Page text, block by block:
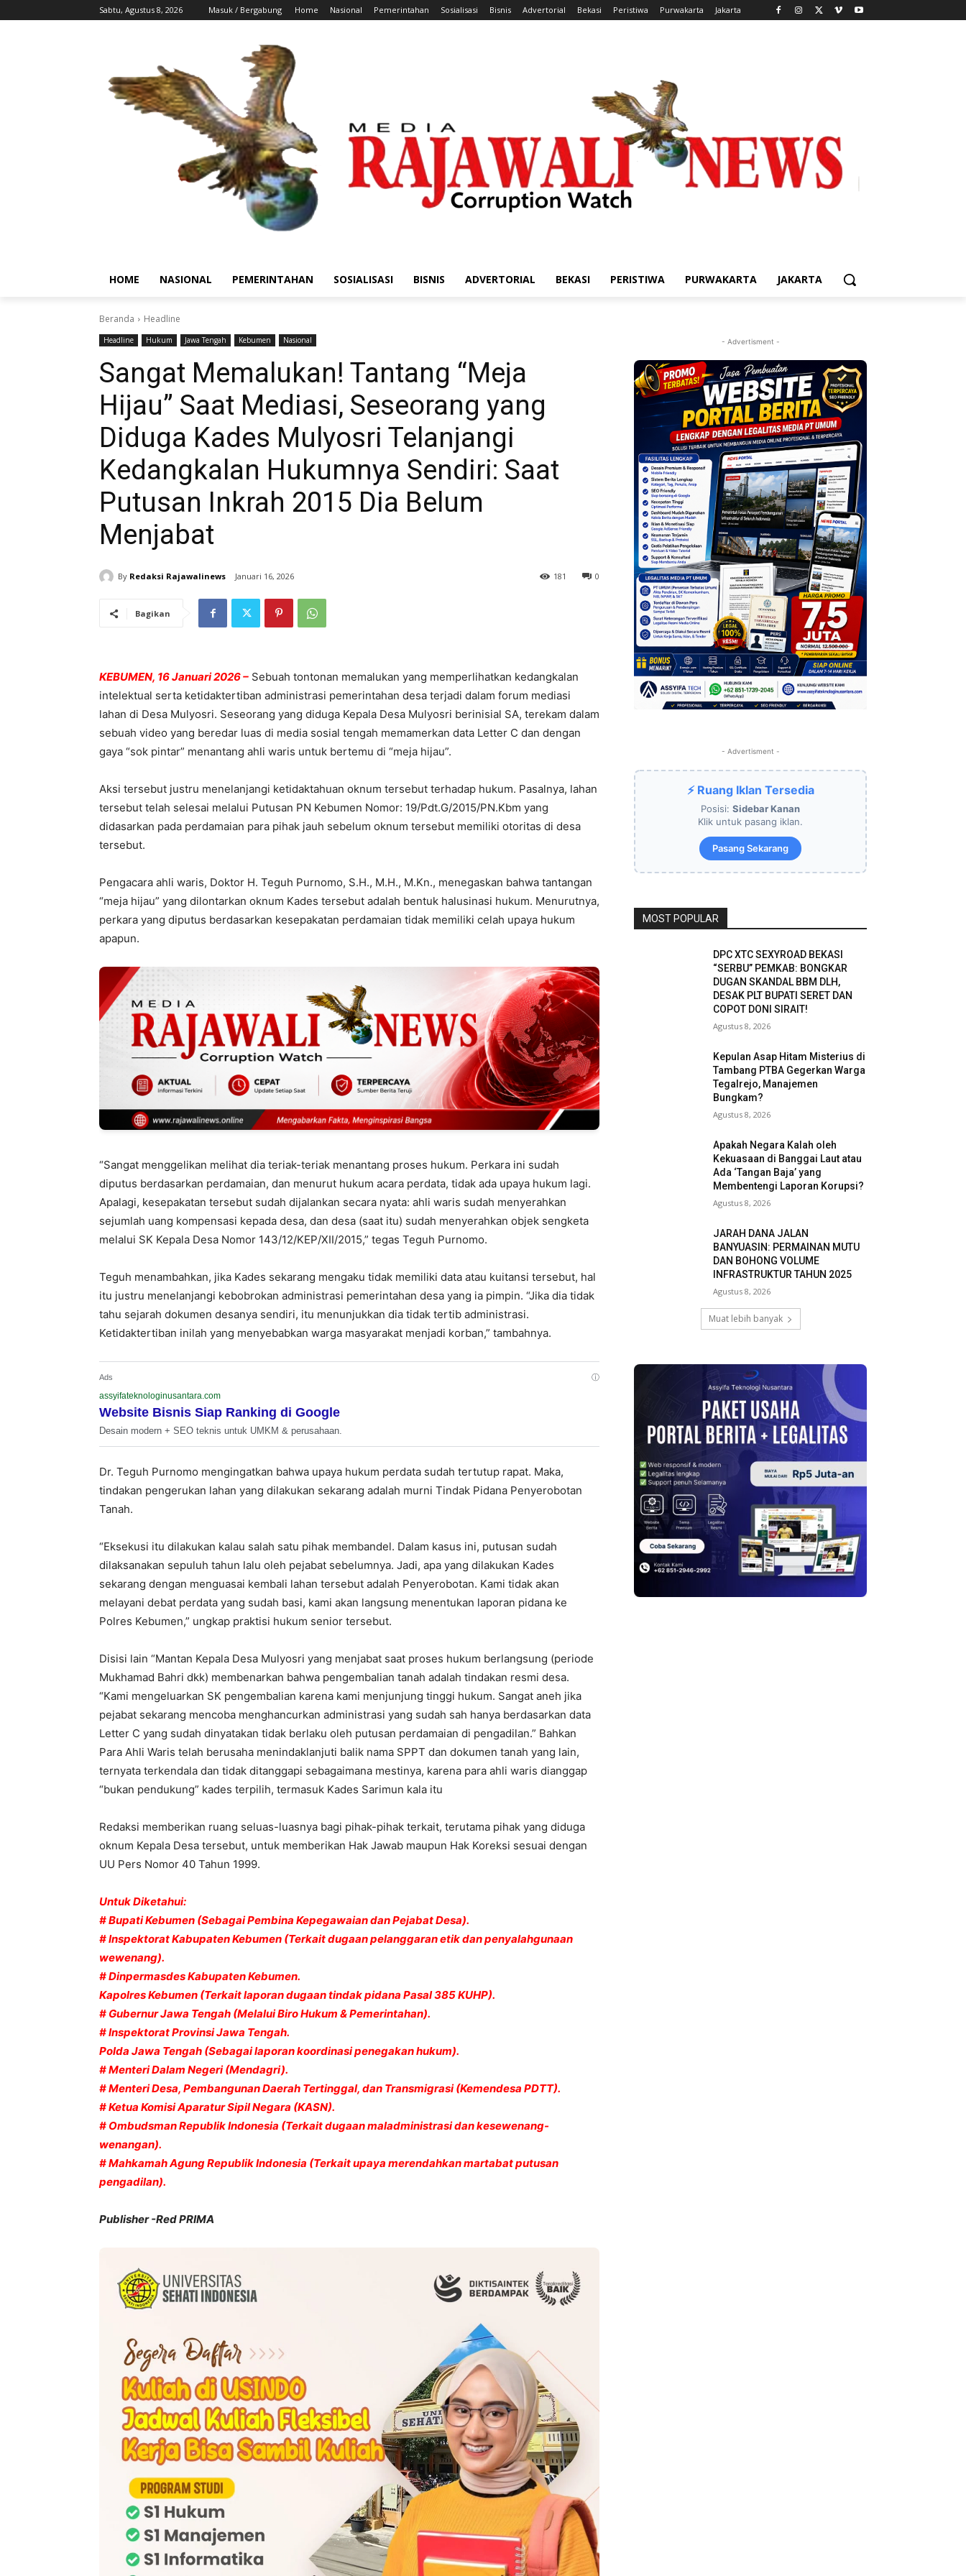
Sabtu, Agustus 8, 2026 Masuk / Bergabung Home Nasional Pemerintahan Sosialisasi Bisnis Advertorial Bekasi Peristiwa Purwakarta Jakarta
HOME NASIONAL PEMERINTAHAN SOSIALISASI BISNIS ADVERTORIAL BEKASI PERISTIWA PURWAKARTA JAKARTA
Beranda Headline
Headline Hukum Jawa Tengah Kebumen Nasional
Sangat Memalukan! Tantang “Meja
Hijau” Saat Mediasi, Seseorang yang
Diduga Kades Mulyosri Telanjangi
Kedangkalan Hukumnya Sendiri: Saat
Putusan Inkrah 2015 Dia Belum
Menjabat
By Redaksi Rajawalinews Januari 16, 2026 0
181
Bagikan
KEBUMEN, 16 Januari 2026 – Sebuah tontonan memalukan yang memperlihatkan kedangkalan
intelektual serta ketidaktertiban administrasi pemerintahan desa terjadi dalam forum mediasi
lahan di Desa Mulyosri. Seseorang yang diduga Kepala Desa Mulyosri berinisial SA, terekam dalam
sebuah video yang beredar luas di media sosial tengah memamerkan data Letter C dan dengan
gaya “sok pintar” menantang ahli waris untuk bertemu di “meja hijau”.
Aksi tersebut justru menelanjangi ketidaktahuan oknum tersebut terhadap hukum. Pasalnya, lahan
tersebut telah selesai melalui Putusan PN Kebumen Nomor: 19/Pdt.G/2015/PN.Kbm yang
didasarkan pada perdamaian para pihak jauh sebelum oknum tersebut memiliki otoritas di desa
tersebut.
Pengacara ahli waris, Doktor H. Teguh Purnomo, S.H., M.H., M.Kn., menegaskan bahwa tantangan
“meja hijau” yang dilontarkan oknum Kades tersebut adalah bentuk halusinasi hukum. Menurutnya,
perkara yang diputus berdasarkan kesepakatan perdamaian tidak memiliki celah upaya hukum
apapun.
“Sangat menggelikan melihat dia teriak-teriak menantang proses hukum. Perkara ini sudah
diputus berdasarkan perdamaian, dan menurut hukum acara perdata, tidak ada upaya hukum lagi.
Apalagi, kesepakatan tersebut sudah dijalankan secara nyata: ahli waris sudah menyerahkan
sejumlah uang kompensasi kepada desa, dan desa (saat itu) sudah menyerahkan objek sengketa
melalui SK Kepala Desa Nomor 143/12/KEP/XII/2015,” tegas Teguh Purnomo.
Teguh menambahkan, jika Kades sekarang mengaku tidak memiliki data atau kuitansi tersebut, hal
itu justru menelanjangi kebobrokan administrasi pemerintahan desa yang ia pimpin. “Jika dia tidak
tahu sejarah dokumen desanya sendiri, itu menunjukkan dia tidak tertib administrasi.
Ketidaktertiban inilah yang menyebabkan warga masyarakat menjadi korban,” tambahnya.
Ads ⓘ
assyifateknologinusantara.com
Website Bisnis Siap Ranking di Google
Desain modern + SEO teknis untuk UMKM & perusahaan.
Dr. Teguh Purnomo mengingatkan bahwa upaya hukum perdata sudah tertutup rapat. Maka,
tindakan pengerukan lahan yang dilakukan sekarang adalah murni Tindak Pidana Penyerobotan
Tanah.
“Eksekusi itu dilakukan kalau salah satu pihak membandel. Dalam kasus ini, putusan sudah
dilaksanakan sepuluh tahun lalu oleh pejabat sebelumnya. Jadi, apa yang dilakukan Kades
sekarang dengan menguasai kembali lahan tersebut adalah Penyerobotan. Kami tidak akan
melayani debat perdata yang sudah basi, kami akan langsung menentukan laporan pidana ke
Polres Kebumen,” ungkap praktisi hukum senior tersebut.
Disisi lain “Mantan Kepala Desa Mulyosri yang menjabat saat proses hukum berlangsung (periode
Mukhamad Bahri dkk) membenarkan bahwa pengembalian tanah adalah tindakan resmi desa.
“Kami mengeluarkan SK pengembalian karena kami menjunjung tinggi hukum. Sangat aneh jika
pejabat sekarang mencoba menghancurkan administrasi yang sudah sah hanya berdasarkan data
Letter C yang sudah dinyatakan tidak berlaku oleh putusan perdamaian di pengadilan.” Bahkan
Para Ahli Waris telah berusaha menindaklanjuti balik nama SPPT dan dokumen tanah yang lain,
ternyata terkendala dan tidak ditanggapi sebagaimana mestinya, karena para ahli waris dianggap
“bukan pendukung” kades terpilih, termasuk Kades Sarimun kala itu
Redaksi memberikan ruang seluas-luasnya bagi pihak-pihak terkait, terutama pihak yang diduga
oknum Kepala Desa tersebut, untuk memberikan Hak Jawab maupun Hak Koreksi sesuai dengan
UU Pers Nomor 40 Tahun 1999.
Untuk Diketahui:
# Bupati Kebumen (Sebagai Pembina Kepegawaian dan Pejabat Desa).
# Inspektorat Kabupaten Kebumen (Terkait dugaan pelanggaran etik dan penyalahgunaan
wewenang).
# Dinpermasdes Kabupaten Kebumen.
Kapolres Kebumen (Terkait laporan dugaan tindak pidana Pasal 385 KUHP).
# Gubernur Jawa Tengah (Melalui Biro Hukum & Pemerintahan).
# Inspektorat Provinsi Jawa Tengah.
Polda Jawa Tengah (Sebagai laporan koordinasi penegakan hukum).
# Menteri Dalam Negeri (Mendagri).
# Menteri Desa, Pembangunan Daerah Tertinggal, dan Transmigrasi (Kemendesa PDTT).
# Ketua Komisi Aparatur Sipil Negara (KASN).
# Ombudsman Republik Indonesia (Terkait dugaan maladministrasi dan kesewenang-
wenangan).
# Mahkamah Agung Republik Indonesia (Terkait upaya merendahkan martabat putusan
pengadilan).
Publisher -Red PRIMA
- Advertisment -
- Advertisment -
⚡ Ruang Iklan Tersedia
Posisi: Sidebar Kanan
Klik untuk pasang iklan.
Pasang Sekarang
MOST POPULAR
DPC XTC SEXYROAD BEKASI
“SERBU” PEMKAB: BONGKAR
DUGAN SKANDAL BBM DLH,
DESAK PLT BUPATI SERET DAN
COPOT DONI SIRAIT!
Agustus 8, 2026
Kepulan Asap Hitam Misterius di
Tambang PTBA Gegerkan Warga
Tegalrejo, Manajemen
Bungkam?
Agustus 8, 2026
Apakah Negara Kalah oleh
Kekuasaan di Banggai Laut atau
Ada ‘Tangan Baja’ yang
Membentengi Laporan Korupsi?
Agustus 8, 2026
JARAH DANA JALAN
BANYUASIN: PERMAINAN MUTU
DAN BOHONG VOLUME
INFRASTRUKTUR TAHUN 2025
Agustus 8, 2026
Muat lebih banyak